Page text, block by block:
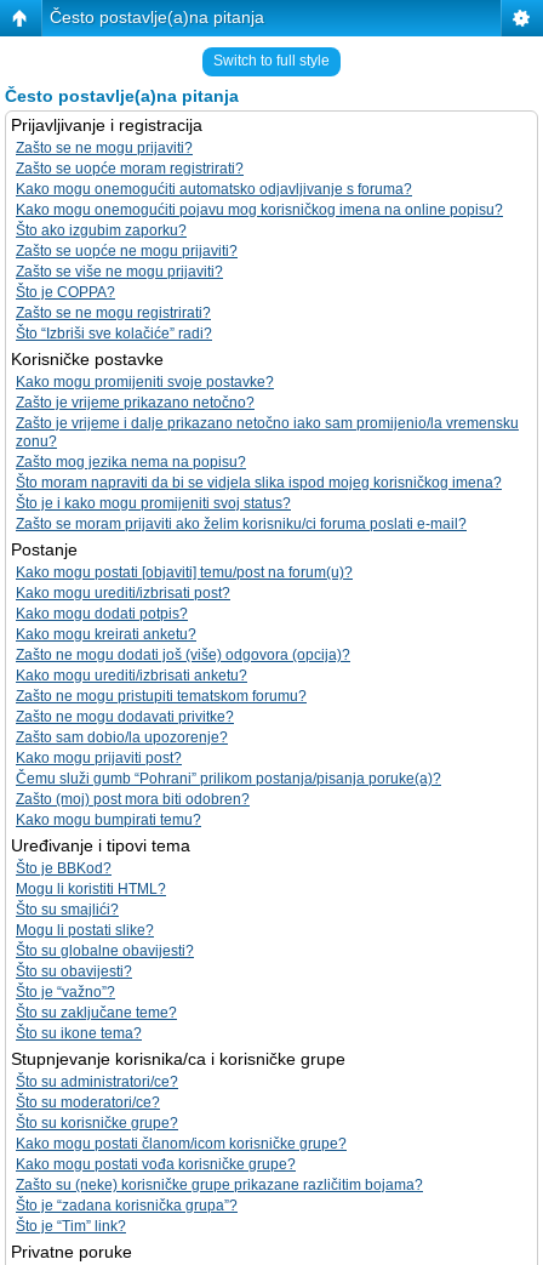
Često postavlje(a)na pitanja
Switch to full style
Često postavlje(a)na pitanja
Prijavljivanje i registracija
Zašto se ne mogu prijaviti?
Zašto se uopće moram registrirati?
Kako mogu onemogućiti automatsko odjavljivanje s foruma?
Kako mogu onemogućiti pojavu mog korisničkog imena na online popisu?
Što ako izgubim zaporku?
Zašto se uopće ne mogu prijaviti?
Zašto se više ne mogu prijaviti?
Što je COPPA?
Zašto se ne mogu registrirati?
Što “Izbriši sve kolačiće” radi?
Korisničke postavke
Kako mogu promijeniti svoje postavke?
Zašto je vrijeme prikazano netočno?
Zašto je vrijeme i dalje prikazano netočno iako sam promijenio/la vremensku
zonu?
Zašto mog jezika nema na popisu?
Što moram napraviti da bi se vidjela slika ispod mojeg korisničkog imena?
Što je i kako mogu promijeniti svoj status?
Zašto se moram prijaviti ako želim korisniku/ci foruma poslati e-mail?
Postanje
Kako mogu postati [objaviti] temu/post na forum(u)?
Kako mogu urediti/izbrisati post?
Kako mogu dodati potpis?
Kako mogu kreirati anketu?
Zašto ne mogu dodati još (više) odgovora (opcija)?
Kako mogu urediti/izbrisati anketu?
Zašto ne mogu pristupiti tematskom forumu?
Zašto ne mogu dodavati privitke?
Zašto sam dobio/la upozorenje?
Kako mogu prijaviti post?
Čemu služi gumb “Pohrani” prilikom postanja/pisanja poruke(a)?
Zašto (moj) post mora biti odobren?
Kako mogu bumpirati temu?
Uređivanje i tipovi tema
Što je BBKod?
Mogu li koristiti HTML?
Što su smajlići?
Mogu li postati slike?
Što su globalne obavijesti?
Što su obavijesti?
Što je “važno”?
Što su zaključane teme?
Što su ikone tema?
Stupnjevanje korisnika/ca i korisničke grupe
Što su administratori/ce?
Što su moderatori/ce?
Što su korisničke grupe?
Kako mogu postati članom/icom korisničke grupe?
Kako mogu postati vođa korisničke grupe?
Zašto su (neke) korisničke grupe prikazane različitim bojama?
Što je “zadana korisnička grupa”?
Što je “Tim” link?
Privatne poruke